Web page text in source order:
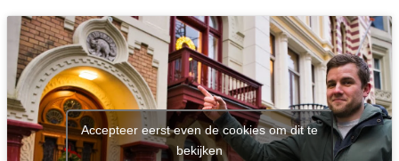
Accepteer eerst even de cookies om dit te
bekijken